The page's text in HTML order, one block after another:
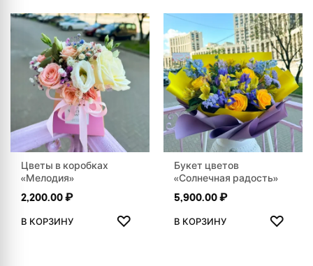
Цветы в коробках
«Мелодия»
2,200.00₽
В КОРЗИНУ ♡
ДОБАВИТЬ В ИЗБРАННОЕ
Букет цветов
«Солнечная радость»
5,900.00₽
В КОРЗИНУ ♡